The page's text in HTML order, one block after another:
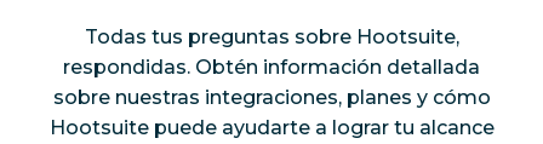
Todas tus preguntas sobre Hootsuite,
respondidas. Obtén información detallada
sobre nuestras integraciones, planes y cómo
Hootsuite puede ayudarte a lograr tu alcance